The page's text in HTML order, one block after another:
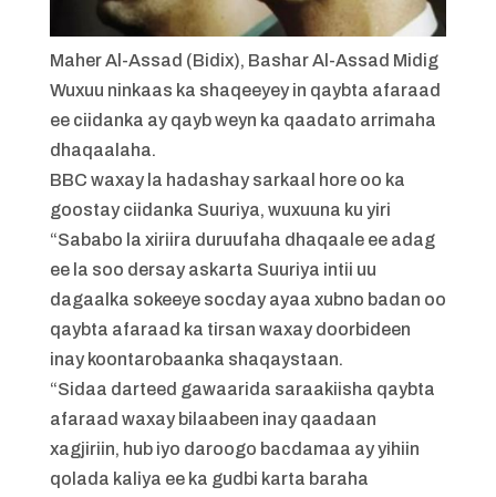
Maher Al-Assad (Bidix), Bashar Al-Assad Midig
Wuxuu ninkaas ka shaqeeyey in qaybta afaraad
ee ciidanka ay qayb weyn ka qaadato arrimaha
dhaqaalaha.
BBC waxay la hadashay sarkaal hore oo ka
goostay ciidanka Suuriya, wuxuuna ku yiri
“Sababo la xiriira duruufaha dhaqaale ee adag
ee la soo dersay askarta Suuriya intii uu
dagaalka sokeeye socday ayaa xubno badan oo
qaybta afaraad ka tirsan waxay doorbideen
inay koontarobaanka shaqaystaan.
“Sidaa darteed gawaarida saraakiisha qaybta
afaraad waxay bilaabeen inay qaadaan
xagjiriin, hub iyo daroogo bacdamaa ay yihiin
qolada kaliya ee ka gudbi karta baraha